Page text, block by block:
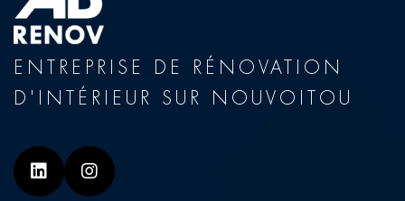
ENTREPRISE DE RÉNOVATION
D'INTÉRIEUR SUR NOUVOITOU
Linkedin Instagram